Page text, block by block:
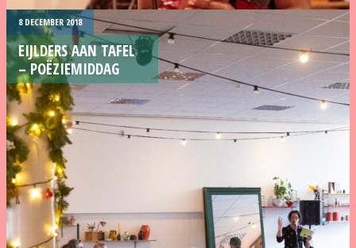
8 DECEMBER 2018
EIJLDERS AAN TAFEL
– POËZIEMIDDAG